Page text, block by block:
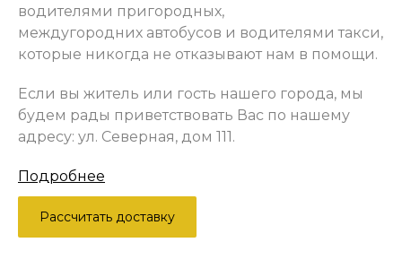
водителями пригородных,
междугородних автобусов и водителями такси,
которые никогда не отказывают нам в помощи.
Если вы житель или гость нашего города, мы
будем рады приветствовать Вас по нашему
адресу: ул. Северная, дом 111.
Подробнее
Рассчитать доставку